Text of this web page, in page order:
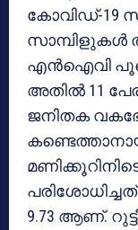
കോവിഡ്-19
സാമ്പിളുകള്‍
എന്‍ഐവി
അതില്‍ 11
ജനിതക
പരിശോധിച്ചത്.
9.73 ആണ്.